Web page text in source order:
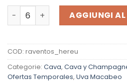
Cava Raventós i Blanc Blanc
AGGIUNGI AL
COD: raventos_hereu
Categorie: Cava, Cava y
Ofertas Temporales, Uva Macabeo